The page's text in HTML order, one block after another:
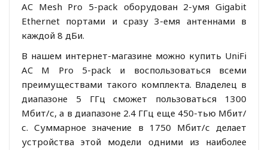
AC Mesh Pro 5-pack оборудован 2-умя Gigabit
Ethernet портами и сразу 3-емя антеннами в
каждой 8 дБи.
В нашем интернет-магазине можно купить UniFi
AC M Pro 5-pack и воспользоваться всеми
преимуществами такого комплекта. Владелец в
диапазоне 5 ГГц сможет пользоваться 1300
Мбит/с, а в диапазоне 2.4 ГГц еще 450-тью Мбит/
с. Суммарное значение в 1750 Мбит/с делает
устройства этой модели одними из наиболее